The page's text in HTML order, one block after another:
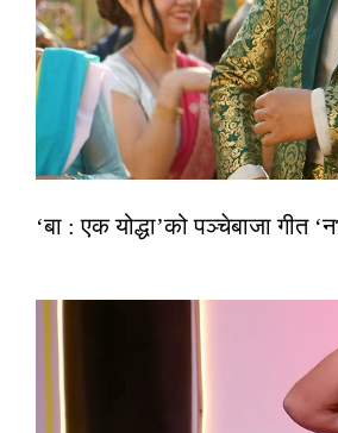
‘बा : एक योद्धा’को पञ्चेबाजा